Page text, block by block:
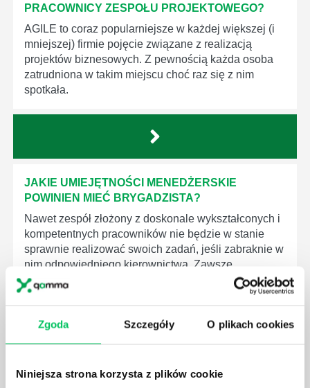
Zgoda Szczegóły O plikach cookies
Niniejsza strona korzysta z plików cookie
PRACOWNICY ZESPOŁU PROJEKTOWEGO?
AGILE to coraz popularniejsze w każdej większej (i
mniejszej) firmie pojęcie związane z realizacją
projektów biznesowych. Z pewnością każda osoba
zatrudniona w takim miejscu choć raz się z nim
spotkała.
JAKIE UMIEJĘTNOŚCI MENEDŻERSKIE
POWINIEN MIEĆ BRYGADZISTA?
Nawet zespół złożony z doskonale wykształconych i
kompetentnych pracowników nie będzie w stanie
sprawnie realizować swoich zadań, jeśli zabraknie w
nim odpowiedniego kierownictwa. Zawsze
niezbędna jest osoba nadzorująca wszystkie
czynności wykonywane przez pracowników.